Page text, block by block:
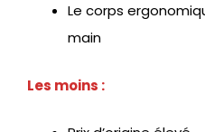
Le corps
main
Les moins :